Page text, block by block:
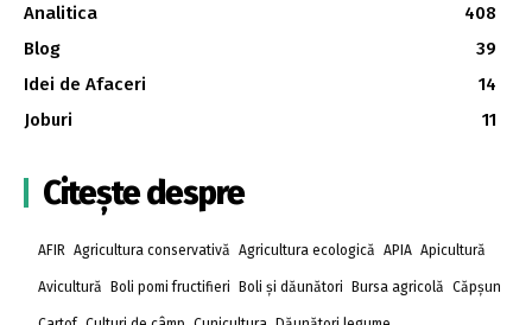
Analitica
408
Blog
39
Idei de Afaceri
14
Joburi
11
Citește despre
AFIR Agricultura conservativă Agricultura ecologică APIA Apicultură
Avicultură Boli pomi fructifieri Boli și dăunători Bursa agricolă Căpșun